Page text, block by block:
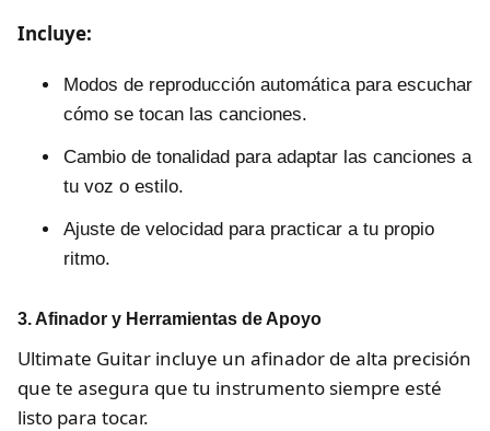
Incluye:
Modos de reproducción automática para escuchar
cómo se tocan las canciones.
Cambio de tonalidad para adaptar las canciones a
tu voz o estilo.
Ajuste de velocidad para practicar a tu propio
ritmo.
3. Afinador y Herramientas de Apoyo
Ultimate Guitar incluye un afinador de alta precisión
que te asegura que tu instrumento siempre esté
listo para tocar.